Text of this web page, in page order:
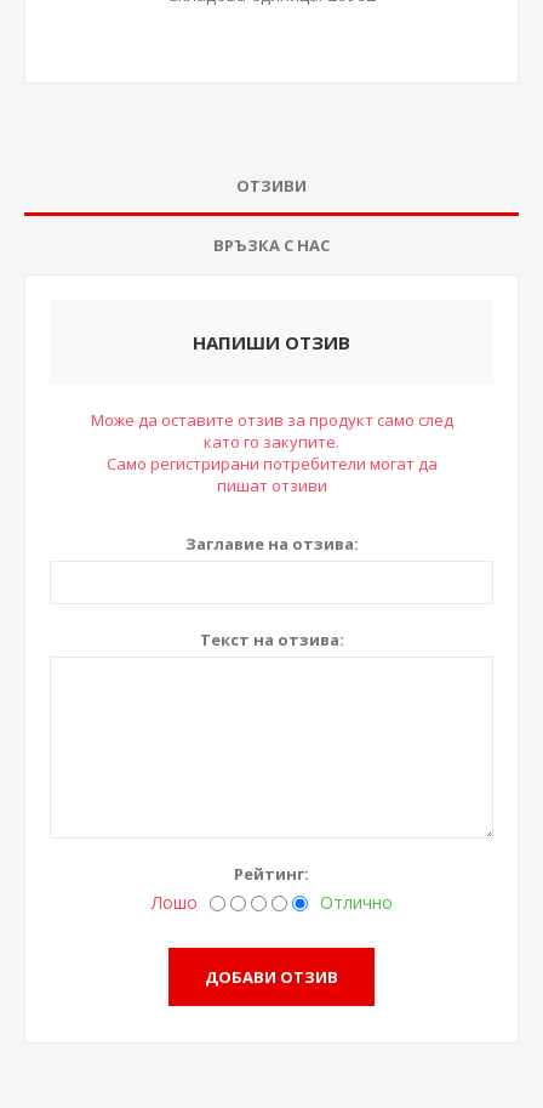
ОТЗИВИ
ВРЪЗКА С НАС
НАПИШИ ОТЗИВ
Може да оставите отзив за продукт само след
като го закупите.
Само регистрирани потребители могат да
пишат отзиви
Заглавие на отзива:
Текст на отзива:
Рейтинг:
Лошо Отлично